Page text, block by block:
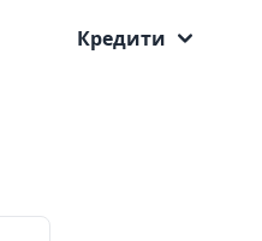
Кредити